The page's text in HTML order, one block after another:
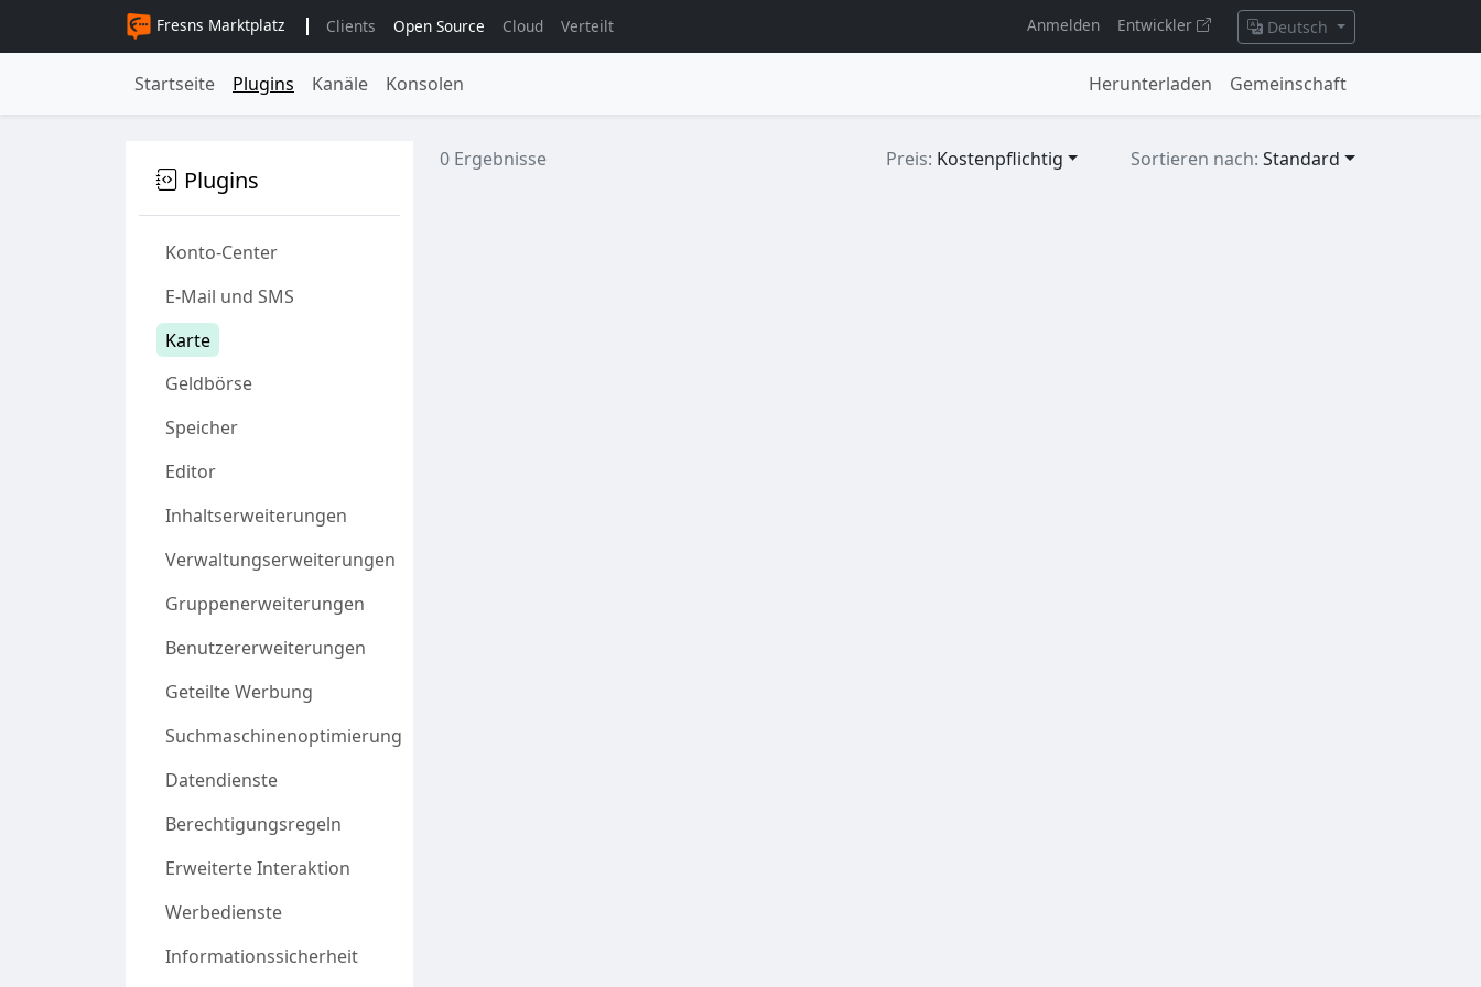
Fresns Marktplatz Clients Open Source Cloud Verteilt Anmelden Entwickler Deutsch
Startseite Plugins Kanäle Konsolen Herunterladen Gemeinschaft
Plugins
Konto-Center
E-Mail und SMS
Karte
Geldbörse
Speicher
Editor
Inhaltserweiterungen
Verwaltungserweiterungen
Gruppenerweiterungen
Benutzererweiterungen
Geteilte Werbung
Suchmaschinenoptimierung
Datendienste
Berechtigungsregeln
Erweiterte Interaktion
Werbedienste
Informationssicherheit
0 Ergebnisse Preis: Kostenpflichtig Sortieren nach:Standard